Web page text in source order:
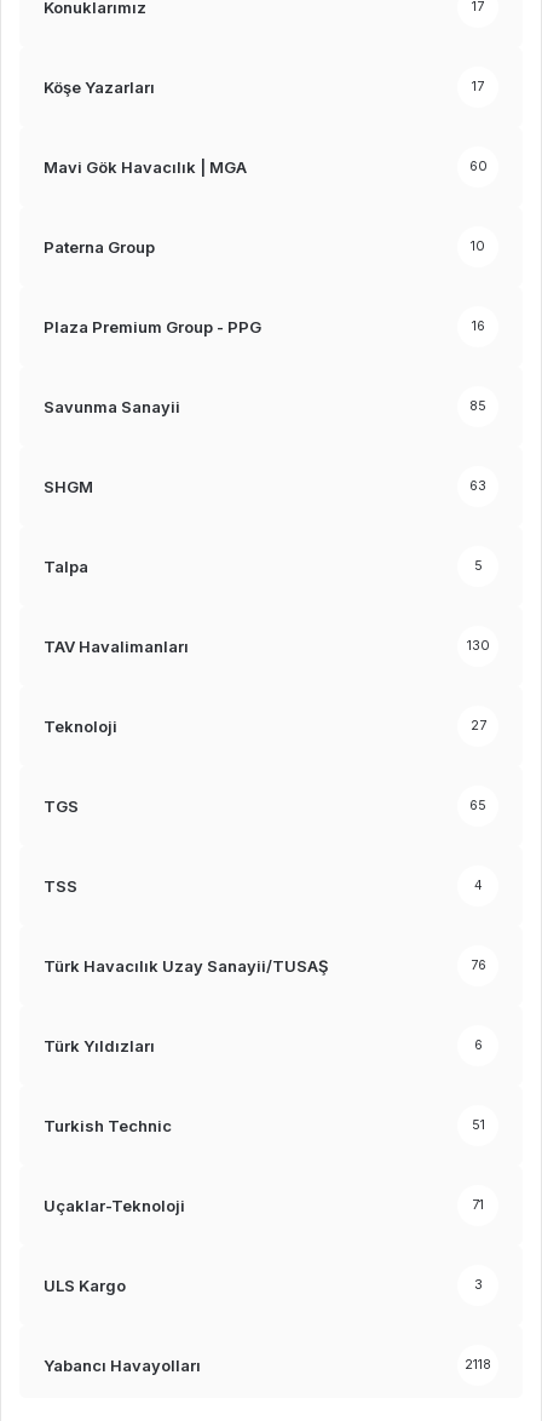
Konuklarımız 17
Köşe Yazarları 17
Mavi Gök Havacılık | MGA 60
Paterna Group 10
Plaza Premium Group - PPG 16
Savunma Sanayii 85
SHGM 63
Talpa 5
TAV Havalimanları 130
Teknoloji 27
TGS 65
TSS 4
Türk Havacılık Uzay Sanayii/TUSAŞ 76
Türk Yıldızları 6
Turkish Technic 51
Uçaklar-Teknoloji 71
ULS Kargo 3
Yabancı Havayolları 2118